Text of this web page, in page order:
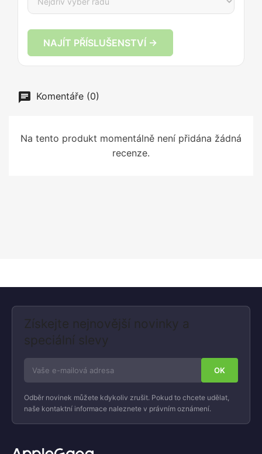
NAJÍT PŘÍSLUŠENSTVÍ →
Komentáře (0)
Na tento produkt momentálně není přidána žádná
recenze.
Získejte nejnovější novinky a
speciální slevy
Odběr novinek můžete kdykoliv zrušit. Pokud to chcete udělat,
naše kontaktní informace naleznete v právním oznámení.